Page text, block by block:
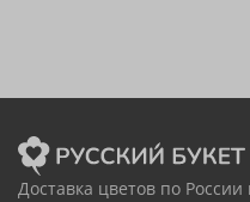
Доставка цветов по